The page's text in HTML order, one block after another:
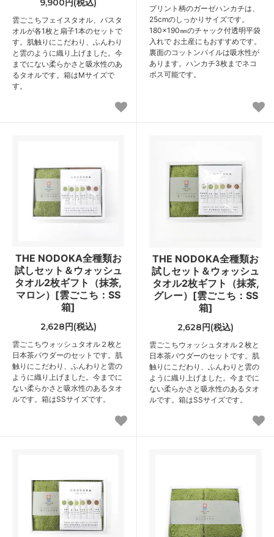
9,900円(税込)
雲ごこちフェイスタオル、バスタ
オルが各1枚と扇子1本のセットで
す。肌触りにこだわり、ふんわり
と雲のように織り上げました。今
までにない柔らかさと吸水性のあ
るタオルです。箱はMサイズで
す。
プリント柄のガーゼハンカチは、
25cmのしっかりサイズです。
180×190㎜のチャック付透明平袋
入れで お土産にもおすすめです。
裏面のコットンパイルは吸水性が
あります。ハンカチ3枚までネコ
ポス可能です。
THE NODOKA全種類お
試しセット＆ウォッシュ
タオル2枚ギフト（抹茶,
マロン）[雲ごこち：SS
箱]
2,628円(税込)
雲ごこちウォッシュタオル２枚と
日本茶パウダーのセットです。肌
触りにこだわり、ふんわりと雲の
ように織り上げました。今までに
ない柔らかさと吸水性のあるタオ
ルです。箱はSSサイズです。
THE NODOKA全種類お
試しセット＆ウォッシュ
タオル2枚ギフト（抹茶,
グレー）[雲ごこち：SS
箱]
2,628円(税込)
雲ごこちウォッシュタオル２枚と
日本茶パウダーのセットです。肌
触りにこだわり、ふんわりと雲の
ように織り上げました。今までに
ない柔らかさと吸水性のあるタオ
ルです。箱はSSサイズです。